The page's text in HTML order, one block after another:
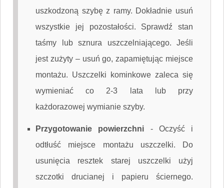
uszkodzoną szybę z ramy. Dokładnie usuń
wszystkie jej pozostałości. Sprawdź stan
taśmy lub sznura uszczelniającego. Jeśli
jest zużyty – usuń go, zapamiętując miejsce
montażu. Uszczelki kominkowe zaleca się
wymieniać co 2-3 lata lub przy
każdorazowej wymianie szyby.
Przygotowanie powierzchni - Oczyść i
odtłuść miejsce montażu uszczelki. Do
usunięcia resztek starej uszczelki użyj
szczotki drucianej i papieru ściernego.